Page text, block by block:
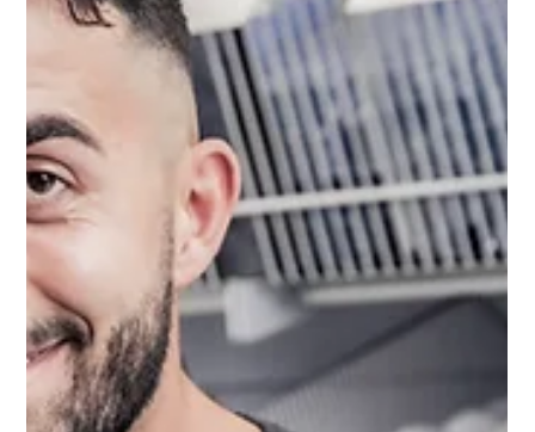
Team
30. Mai
3 Min. Lesezeit
Rack Fotografie GmbH: Ihr Partner
für Fotografiedienstleistungen in
Oberschwaben
Wenn Sie auf der Suche nach einem verlässlichen Partner für
professionelle Fotografiedienstleistungen in Biberach und
Umgebung sind, dann sind Sie bei uns genau richtig. Wir, Ingo
und Chris von Rack Fotografie, begleiten Sie mit Leidenschaft
und Erfahrung auf Ihrem Weg zu eindrucksvollen Bildern, die
Ihre Geschichte erzählen. Ob für Ihr Unternehmen, die
Tourismusbranche oder private Anlässe – wir setzen Ihre
Wünsche mit Herz und Verstand um.